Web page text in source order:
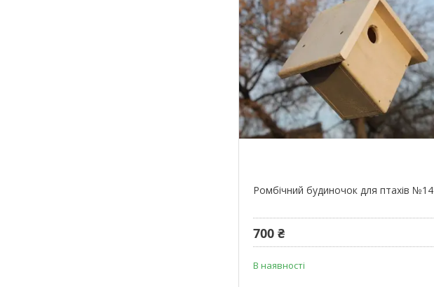
Ромбічний будиночок для птахів №14
700 ₴
В наявності